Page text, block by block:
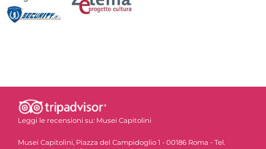
Leggi le recensioni su: Musei Capitolini
Musei Capitolini, Piazza del Campidoglio 1 - 00186 Roma - Tel.